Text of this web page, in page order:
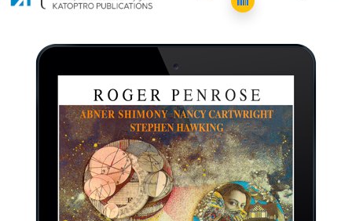
Orders